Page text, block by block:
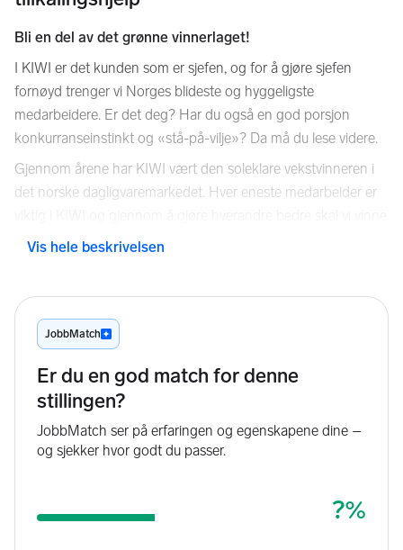
Bli en del av det grønne vinnerlaget!
I KIWI er det kunden som er sjefen, og for å gjøre sjefen
fornøyd trenger vi Norges blideste og hyggeligste
medarbeidere. Er det deg? Har du også en god porsjon
konkurranseinstinkt og «stå-på-vilje»? Da må du lese videre.
Gjennom årene har KIWI vært den soleklare vekstvinneren i
det norske dagligvaremarkedet. Hver eneste medarbeider er
kundene. Nå søker vi deg som vil være med på det grønne
Som butikkmedarbeider vil du være KIWIs ansikt utad og et
viktig bindeledd mellom kunden og kjeden. Ditt bidrag vil
være med på å påvirke opplevelsen kundene våre har av
Vi leter etter deg som:
Har fylt 18 år
Er punktlig og ryddig
Har stor arbeidskapasitet og trives med en hektisk hverdag
Vis hele beskrivelsen